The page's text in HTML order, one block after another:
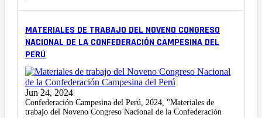
MATERIALES DE TRABAJO DEL NOVENO CONGRESO
NACIONAL DE LA CONFEDERACIÓN CAMPESINA DEL
PERÚ
Jun 24, 2024
Confederación Campesina del Perú, 2024, "Materiales de
trabajo del Noveno Congreso Nacional de la Confederación